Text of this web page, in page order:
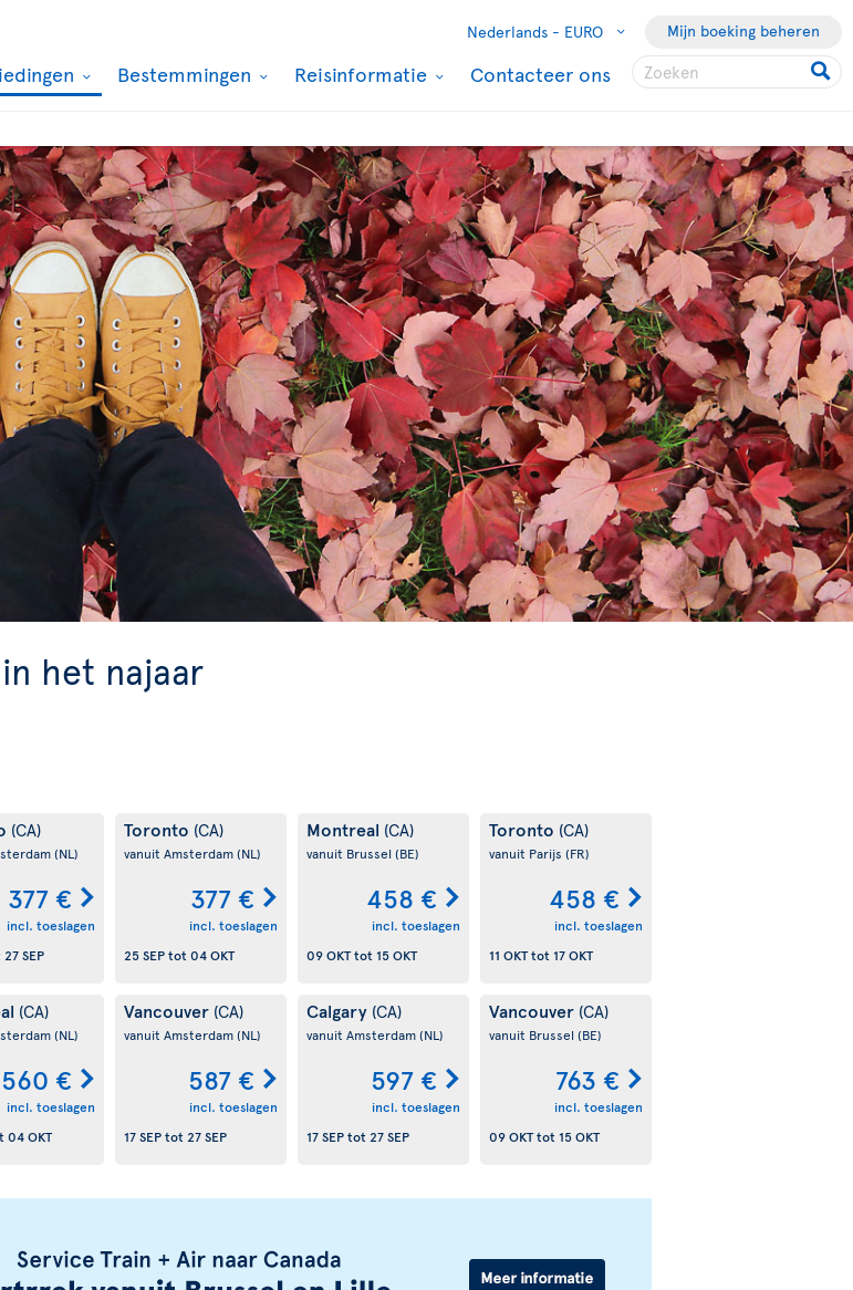
Nederlands - EURO Mijn boeking beheren
Bestemmingen Reisinformatie Contacteer ons
het najaar
(CA)
(NL)
377 €
incl. toeslagen
27 SEP
Toronto (CA)
vanuit Amsterdam(NL)
377 €
incl. toeslagen
25 SEPtot 04 OKT
Montreal (CA)
vanuit Brussel (BE)
458 €
incl. toeslagen
09 OKTtot 15 OKT
Toronto (CA)
vanuit Parijs (FR)
458 €
incl. toeslagen
11 OKTtot 17 OKT
(CA)
(NL)
560 €
incl. toeslagen
04 OKT
Vancouver (CA)
vanuit Amsterdam(NL)
587 €
incl. toeslagen
17 SEPtot 27 SEP
Calgary (CA)
vanuit Amsterdam(NL)
597 €
incl. toeslagen
17 SEPtot 27 SEP
Vancouver (CA)
vanuit Brussel (BE)
763 €
incl. toeslagen
09 OKTtot 15 OKT